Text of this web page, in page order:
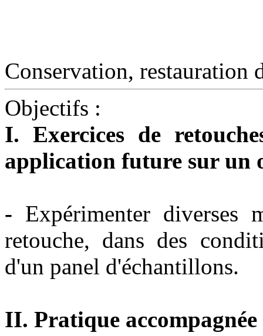
Conservation, restauration
Objectifs :
I. Exercices de
application future sur un
- Expérimenter diverses
retouche, dans des
d'un panel d'échantillons.
II. Pratique